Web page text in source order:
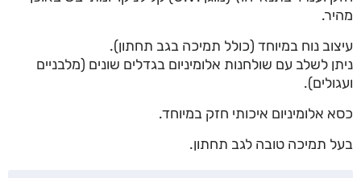
מהיר.
עיצוב נוח במיוחד (כולל תמיכה בגב תחתון).
ניתן לשלב עם שולחנות אלומיניום בגדלים שונים (מלבניים
ועגולים).
כסא אלומיניום איכותי חזק במיוחד.
בעל תמיכה טובה לגב תחתון.